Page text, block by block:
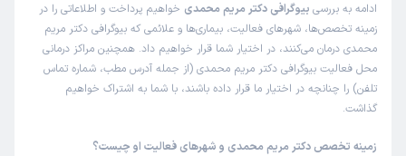
ادامه به بررسی بیوگرافی دکتر مریم محمدی خواهیم پرداخت و اطلاعاتی را در
زمینه تخصص‌ها، شهرهای فعالیت، بیماری‌ها و علائمی که بیوگرافی دکتر مریم
محمدی درمان می‌کنند، در اختیار شما قرار خواهیم داد. همچنین مراکز درمانی
محل فعالیت بیوگرافی دکتر مریم محمدی (از جمله آدرس مطب، شماره تماس
تلفن) را چنانچه در اختیار ما قرار داده باشند، با شما به اشتراک خواهیم
گذاشت.
زمینه تخصص دکتر مریم محمدی و شهرهای فعالیت او چیست؟